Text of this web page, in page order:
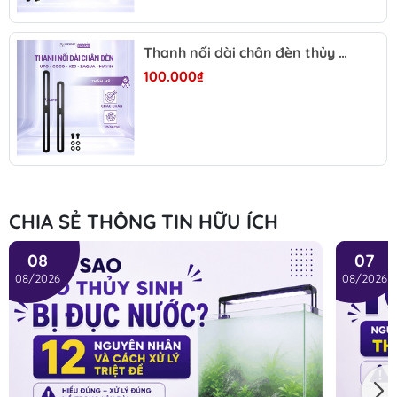
PHÂN LOẠI
9W
- Kích thước:20 x 1.7cm
- Phù hợp bể dài khoảng60-90cm
- Kích thước:
26 x 1.7cm
- Phù hợp bể dài khoảng
13W
- Phù hợp bể dài khoảng
150-250cm
LỢI ÍCH VÀ CÔNG DỤNG
- Hỗ trợ xử lý nước xanh do tảo lơ lửng.
- Hỗ trợ cải thiện độ trong của nước hồ cá.
- Hỗ trợ giảm mật độ vi sinh vật không mong muốn
trong nước.
- Hỗ trợ duy trì môi trường nước sạch và ổn định hơn.
- Phù hợp sử dụng cho hồ cá Koi, hồ cá cảnh và hồ thủy
Thanh nối dài chân đèn thủy sinh UFO Coco A60 KZJ Mayin 37cm/60cm – Tăng phủ sáng, giảm tối góc cho đèn rọi hồ cá
100.000₫
CHIA SẺ THÔNG TIN HỮU ÍCH
08
08/2026
07
08/2026